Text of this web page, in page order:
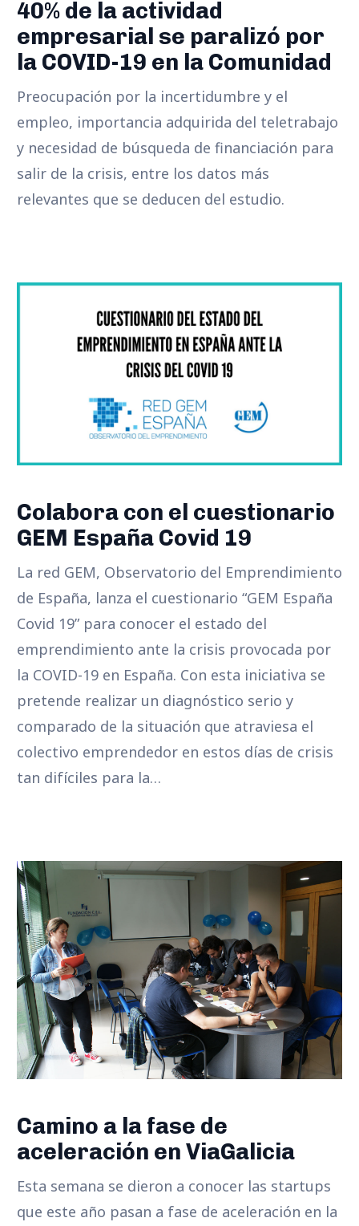
40% de la actividad
empresarial se paralizó por
la COVID-19 en la Comunidad
Preocupación por la incertidumbre y el
empleo, importancia adquirida del teletrabajo
y necesidad de búsqueda de financiación para
salir de la crisis, entre los datos más
relevantes que se deducen del estudio.
Colabora con el cuestionario
GEM España Covid 19
La red GEM, Observatorio del Emprendimiento
de España, lanza el cuestionario “GEM España
Covid 19” para conocer el estado del
emprendimiento ante la crisis provocada por
la COVID-19 en España. Con esta iniciativa se
pretende realizar un diagnóstico serio y
comparado de la situación que atraviesa el
colectivo emprendedor en estos días de crisis
tan difíciles para la…
Camino a la fase de
aceleración en ViaGalicia
Esta semana se dieron a conocer las startups
que este año pasan a fase de aceleración en la